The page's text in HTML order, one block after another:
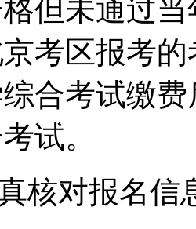
但未通过
考区报考
合考试缴
试。
核对报名信